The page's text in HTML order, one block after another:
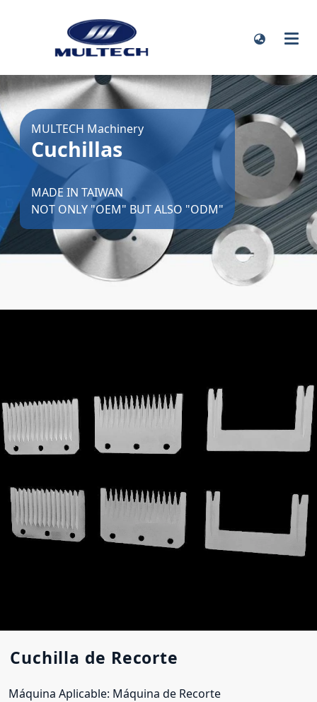
MULTECH Machinery
Cuchillas
MADE IN TAIWAN
NOT ONLY "OEM" BUT ALSO "ODM"
Cuchilla de Recorte
Máquina Aplicable: Máquina de Recorte